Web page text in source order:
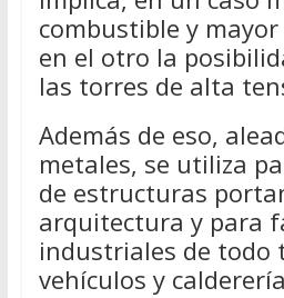
combustible y
en el otro la
las torres de alta
Además de eso,
metales, se utiliza
de estructuras
arquitectura y para
industriales de todo
vehículos y